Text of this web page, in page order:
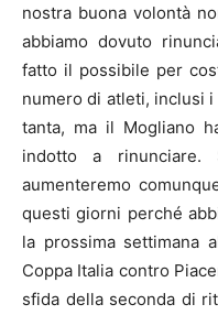
nostra buona volontà
abbiamo dovuto
fatto il possibile per
numero di atleti, inclusi
tanta, ma il Mogliano
indotto a rinunciare.
aumenteremo
questi giorni perché
la prossima settimana
Coppa Italia contro
sfida della seconda di